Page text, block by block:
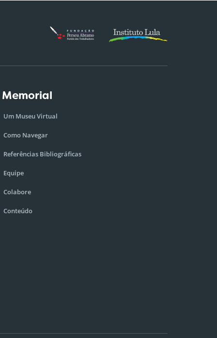
Memorial
Um Museu Virtual
Como Navegar
Referências Bibliográficas
Equipe
Colabore
Conteúdo